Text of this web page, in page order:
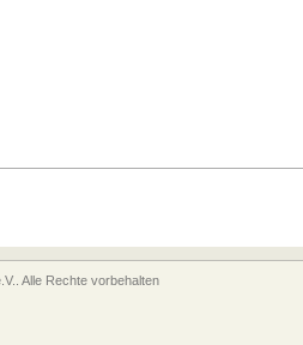
Alle Rechte vorbehalten